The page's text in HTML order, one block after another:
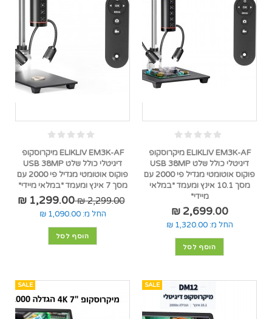
ELIKLIV EM3K-AF מיקרוסקופ
דיגיטלי כולל שלט USB 38MP
פוקוס אוטומטי מגדיל פי 2000 עם
מסך 10.1 אינץ ומעמד *במלאי
מיידי*
2,699.00 ₪
החל מ: 1,320.00 ₪
הוסף לסל
ELIKLIV EM3K-AF מיקרוסקופ
דיגיטלי כולל שלט USB 38MP
פוקוס אוטומטי מגדיל פי 2000 עם
מסך 7 אינץ ומעמד *במלאי מיידי*
2,299.00 ₪
1,299.00 ₪
החל מ: 1,090.00 ₪
הוסף לסל
SALE
SALE